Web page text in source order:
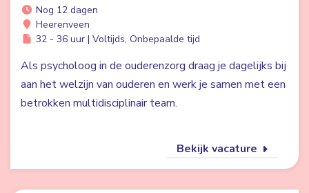
Nog 12 dagen
Heerenveen
32 - 36 uur | Voltijds, Onbepaalde tijd
Als psycholoog in de ouderenzorg draag je dagelijks bij
aan het welzijn van ouderen en werk je samen met een
betrokken multidisciplinair team.
Bekijk vacature